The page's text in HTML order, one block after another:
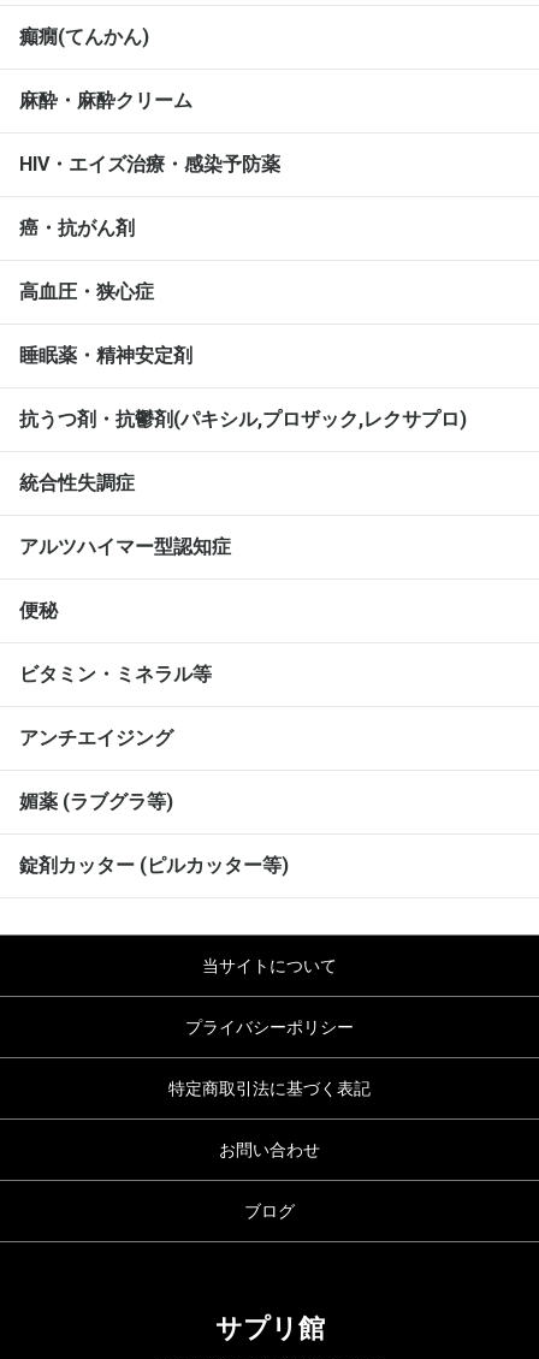
癲癇(てんかん)
麻酔・麻酔クリーム
HIV・エイズ治療・感染予防薬
癌・抗がん剤
高血圧・狭心症
睡眠薬・精神安定剤
抗うつ剤・抗鬱剤(パキシル,プロザック,レクサプロ)
統合性失調症
アルツハイマー型認知症
便秘
ビタミン・ミネラル等
アンチエイジング
媚薬 (ラブグラ等)
錠剤カッター (ピルカッター等)
当サイトについて
プライバシーポリシー
特定商取引法に基づく表記
お問い合わせ
ブログ
サプリ館